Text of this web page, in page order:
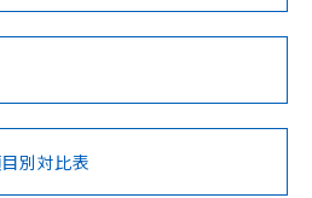
Cd Cr(VI)
No No
品の規格認証/適合状況ページへ
らのページからご検索ください
別対比表